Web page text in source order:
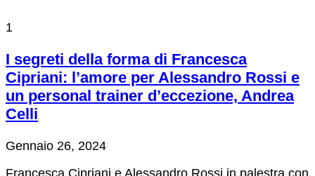
1
I segreti della forma di Francesca
Cipriani: l’amore per Alessandro Rossi e
un personal trainer d’eccezione, Andrea
Celli
Gennaio 26, 2024